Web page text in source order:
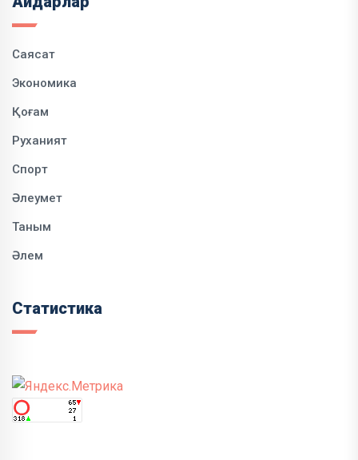
Саясат
Экономика
Қоғам
Руханият
Спорт
Әлеумет
Таным
Әлем
Статистика